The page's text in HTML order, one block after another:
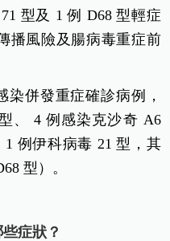
型及 1 例 D68 型輕症
播風險及腸病毒重症前
染併發重症確診病例，
、 4 例感染克沙奇 A6
例伊科病毒 21 型，其
型）。
症狀？